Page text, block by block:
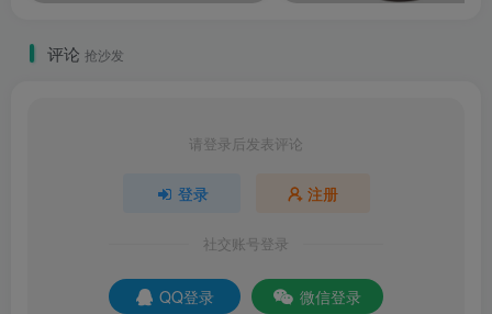
评论 抢沙发
请登录后发表评论
登录 注册
社交账号登录
QQ登录 微信登录